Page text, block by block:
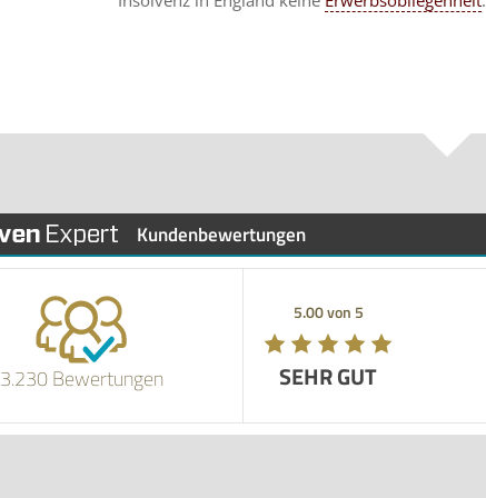
Kundenbewertungen
3.230 Bewertungen
5.00 von 5
SEHR GUT